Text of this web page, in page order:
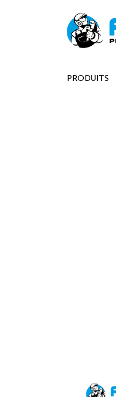
PRODUITS